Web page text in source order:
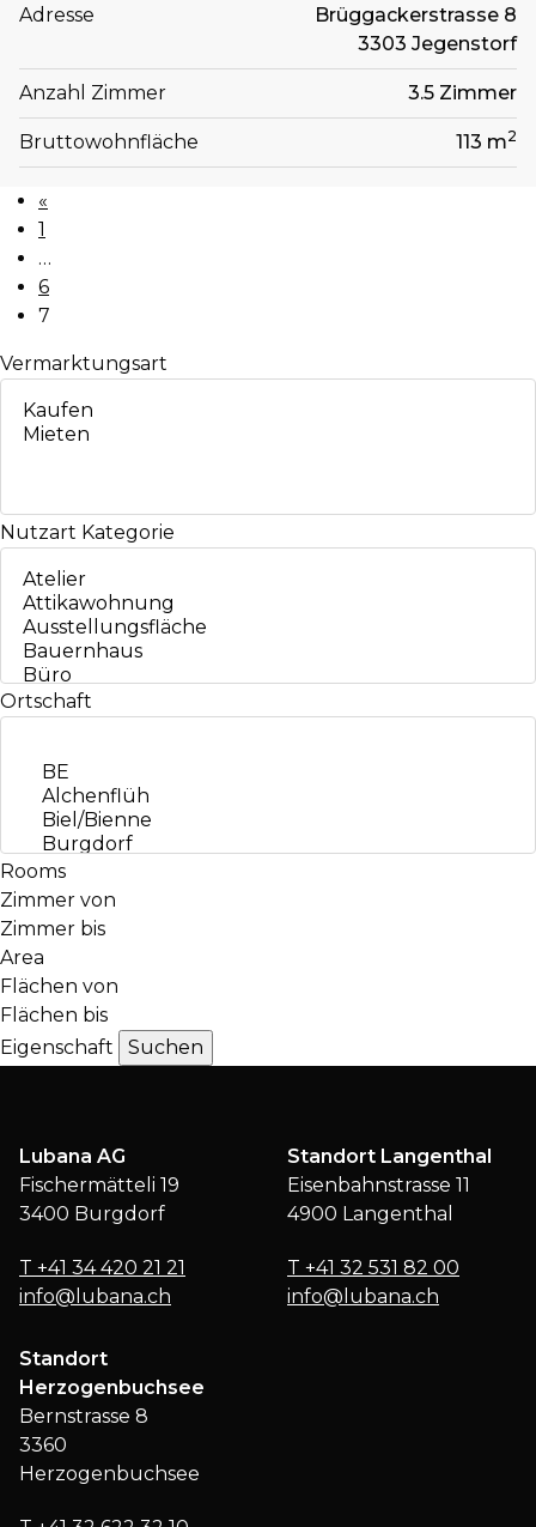
Adresse
Brüggackerstrasse 8
3303 Jegenstorf
Anzahl Zimmer 3.5 Zimmer
Bruttowohnfläche 113 m2
«
1
…
6
7
Vermarktungsart
Nutzart Kategorie
Ortschaft
Rooms
Zimmer von
Zimmer bis
Area
Flächen von
Flächen bis
Eigenschaft
Lubana AG
Fischermätteli 19
3400 Burgdorf
T +41 34 420 21 21
info@lubana.ch
Standort Langenthal
Eisenbahnstrasse 11
4900 Langenthal
T +41 32 531 82 00
info@lubana.ch
Standort
Herzogenbuchsee
Bernstrasse 8
3360
Herzogenbuchsee